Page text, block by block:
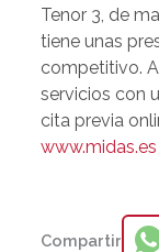
Tenor 3, de
tiene unas
competitivo.
servicios con
cita previa
Compartir